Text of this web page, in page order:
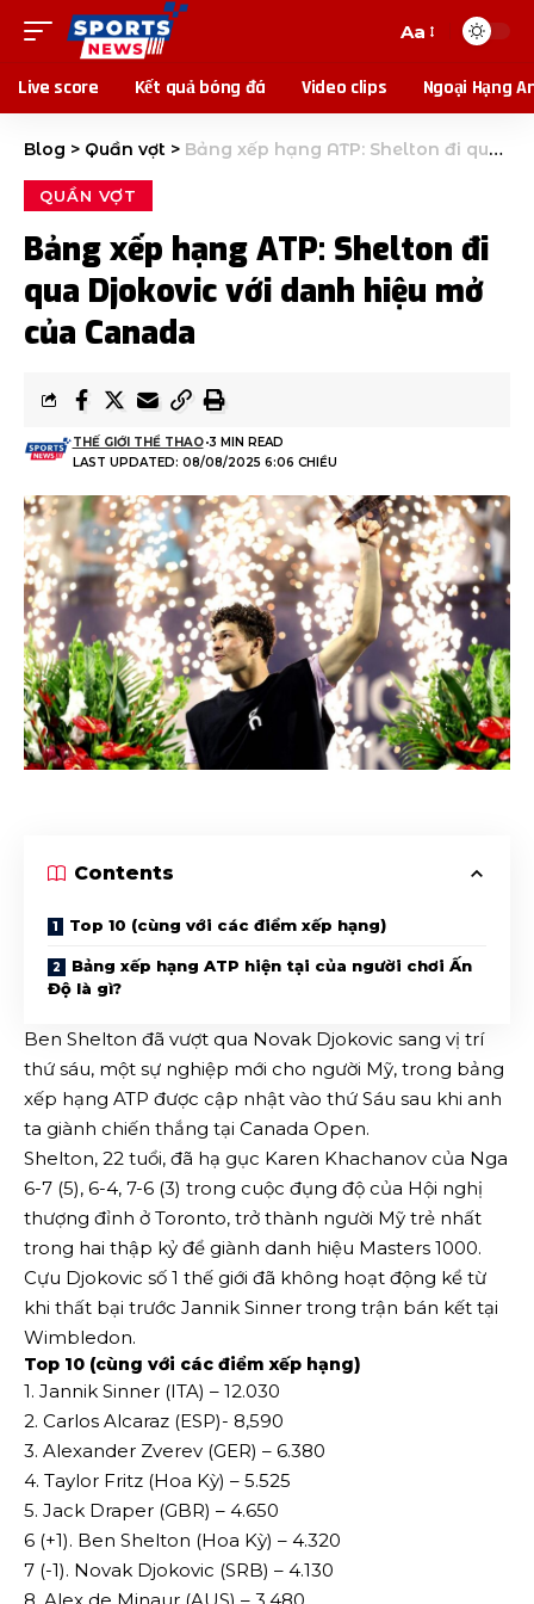
Aa
Live score Kết quả bóng đá Video clips Ngoại Hạng
Blog > Quần vợt > Bảng xếp hạng ATP: Shelton đi qua Djokovic với danh hiệu mở của Canada
QUẦN VỢT
Bảng xếp hạng ATP: Shelton đi
qua Djokovic với danh hiệu mở
của Canada
LAST UPDATED: 08/08/2025 6:06 CHIỀU
THẾ GIỚI THỂ THAO 3 MIN READ
Contents
Top 10 (cùng với các điểm xếp hạng)
Bảng xếp hạng ATP hiện tại của người chơi Ấn
Độ là gì?
Ben Shelton đã vượt qua Novak Djokovic sang vị trí
thứ sáu, một sự nghiệp mới cho người Mỹ, trong bảng
xếp hạng ATP được cập nhật vào thứ Sáu sau khi anh
ta giành chiến thắng tại Canada Open.
Shelton, 22 tuổi, đã hạ gục Karen Khachanov của Nga
6-7 (5), 6-4, 7-6 (3) trong cuộc đụng độ của Hội nghị
thượng đỉnh ở Toronto, trở thành người Mỹ trẻ nhất
trong hai thập kỷ để giành danh hiệu Masters 1000.
Cựu Djokovic số 1 thế giới đã không hoạt động kể từ
khi thất bại trước Jannik Sinner trong trận bán kết tại
Wimbledon.
Top 10 (cùng với các điểm xếp hạng)
1. Jannik Sinner (ITA) – 12.030
2. Carlos Alcaraz (ESP)- 8,590
3. Alexander Zverev (GER) – 6.380
4. Taylor Fritz (Hoa Kỳ) – 5.525
5. Jack Draper (GBR) – 4.650
6 (+1). Ben Shelton (Hoa Kỳ) – 4.320
7 (-1). Novak Djokovic (SRB) – 4.130
8. Alex de Minaur (AUS) – 3,480